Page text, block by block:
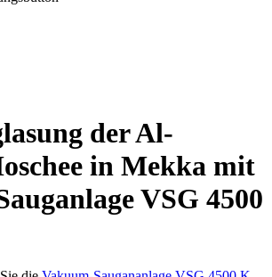
der Al-
in Mekka mit
VSG 4500